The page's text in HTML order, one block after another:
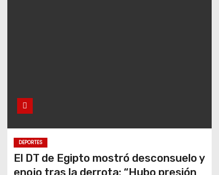
DEPORTES
El DT de Egipto mostró desconsuelo y
enojo tras la derrota: “Hubo presión